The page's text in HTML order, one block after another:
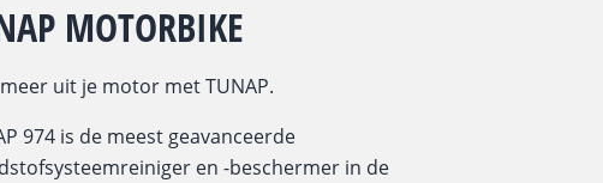
MOTORBIKE
uit je motor met TUNAP.
974 is de meest geavanceerde
en -beschermer in de